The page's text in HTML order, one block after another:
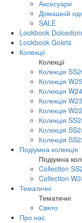
Аксесуари
Домашній
SALE
Lookbook
Lookbook Golets
Колекції
Колекції
Колекція
Колекція
Колекція
Колекція
Колекція
Колекція
Колекція
Колекція
Подіумна колекція
Подіумна
Collection
Collection
Тематичні
Тематичні
Свято
Про нас